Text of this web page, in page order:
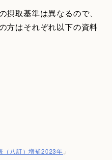
摂取基準は異なるので、
方はそれぞれ以下の資料
（八訂）増補2023年 」